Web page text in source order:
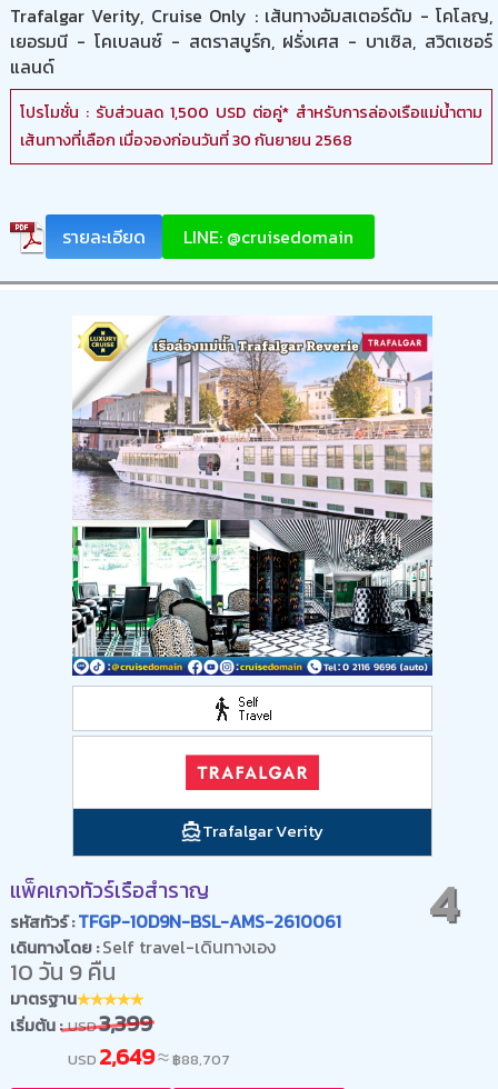
Trafalgar Verity, Cruise Only : เส้นทางอัมสเตอร์ดัม - โคโลญ,
เยอรมนี - โคเบลนซ์ - สตราสบูร์ก, ฝรั่งเศส - บาเซิล, สวิตเซอร์
แลนด์
โปรโมชั่น : รับส่วนลด 1,500 USD ต่อคู่* สำหรับการล่องเรือแม่น้ำตาม
เส้นทางที่เลือก เมื่อจองก่อนวันที่ 30 กันยายน 2568
รายละเอียด LINE: @cruisedomain
Trafalgar Verity
แพ็คเกจทัวร์เรือสำราญ
รหัสทัวร์ :TFGP-10D9N-BSL-AMS-2610061 4
เดินทางโดย :Self travel-เดินทางเอง
10 วัน 9 คืน
มาตรฐาน
เริ่มต้น : USD3,399
USD 2,649≈฿88,707